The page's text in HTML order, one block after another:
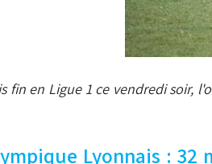
fin en Ligue 1 ce vendredi soir,
Lyonnais :